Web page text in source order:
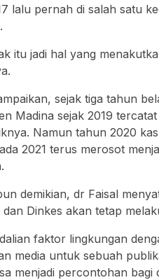
lalu pernah di salah satu
itu jadi hal yang
sejak tiga tahun
Madina sejak 2019
Namun tahun 2020
2021 terus merosot
demikian, dr Faisal
dan Dinkes akan tetap
faktor lingkungan
media untuk sebuah
menjadi percontohan bagi